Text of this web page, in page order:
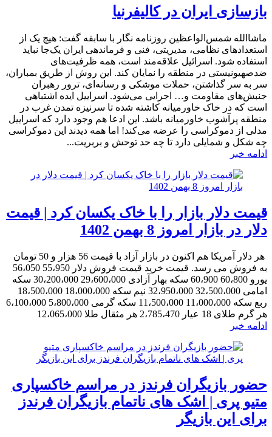
بازسازی ایران در کالیفرنیا
ماشاالله شمس‌الواعظین روزنامه نگار با سابقه گفت: هیچ یک از
استعدادهای نظامی، مدیریتی، فنی و فرماندهی ایران یک‌جا نباید
استفاده شود. اسرائیل علاقه‌مند است، همه ظرفیت‌های
ضدصهیونیستی در منطقه را نمایان کند. این روش از طریق بمباران،
سر به سر گذاشتن، حملات موشکی و رسانه‌ای، ترور رهبران
جنبش‌های مقاومت و… اجرایی می‌شود. اسراییل ایده اشتباهی
است که در خاک خاورمیانه کاشته شده تا سرنیزه تمدن غرب در
منطقه پرآشوب خاورمیانه باشد. این ادعا هم وجود دارد که اسراییل
مدلی از دموکراسی را عرضه می‌کند! اما همه دیدند این دموکراسی
چه شکل و شمایلی دارد تا چه حد توحش و بربریت...
ادامه خبر
قیمت دلار بازار را با خاک یکسان کرد | قیمت
دلار در بازار امروز 8 بهمن 1402
هر دلار آمریکا هم اکنون در بازار آزاد با قیمت 56 هزار و 50 تومان
به فروش می رسد. قیمت خرید قیمت فروش دلار 55،950 56،050
یورو 60،800 60،900 سکه بهار آزادی 29،600،000 30،200،000 سکه
امامی 32،500،000 32،950،000 نیم سکه 18،000،000 18،500،000
ربع سکه 11،000،000 11،500،000 سکه گرمی 5،800،000 6،100،000
هر گرم طلای 18 عیار 2،785،470 هر مثقال طلا 12،065،000
ادامه خبر
حضور بازیگران فرندز در مراسم خاکسپاری
متیو پری | اشک های ناتمام بازیگران فرندز
برای این بازیگر